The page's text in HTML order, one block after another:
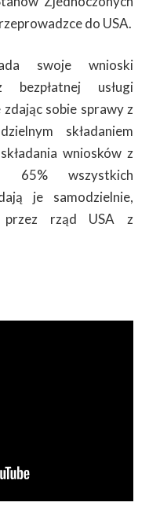
do USA.
swoje wnioski
bezpłatnej usługi
sobie sprawy z
składaniem
wniosków z
wszystkich
je samodzielnie,
przez rząd USA z